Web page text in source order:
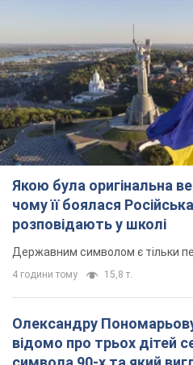
Якою була оригінальна
чому її боялася
розповідають у школі
Державним символом є тільки
4 години тому 15,8 т.
Олександру
відомо про трьох дітей